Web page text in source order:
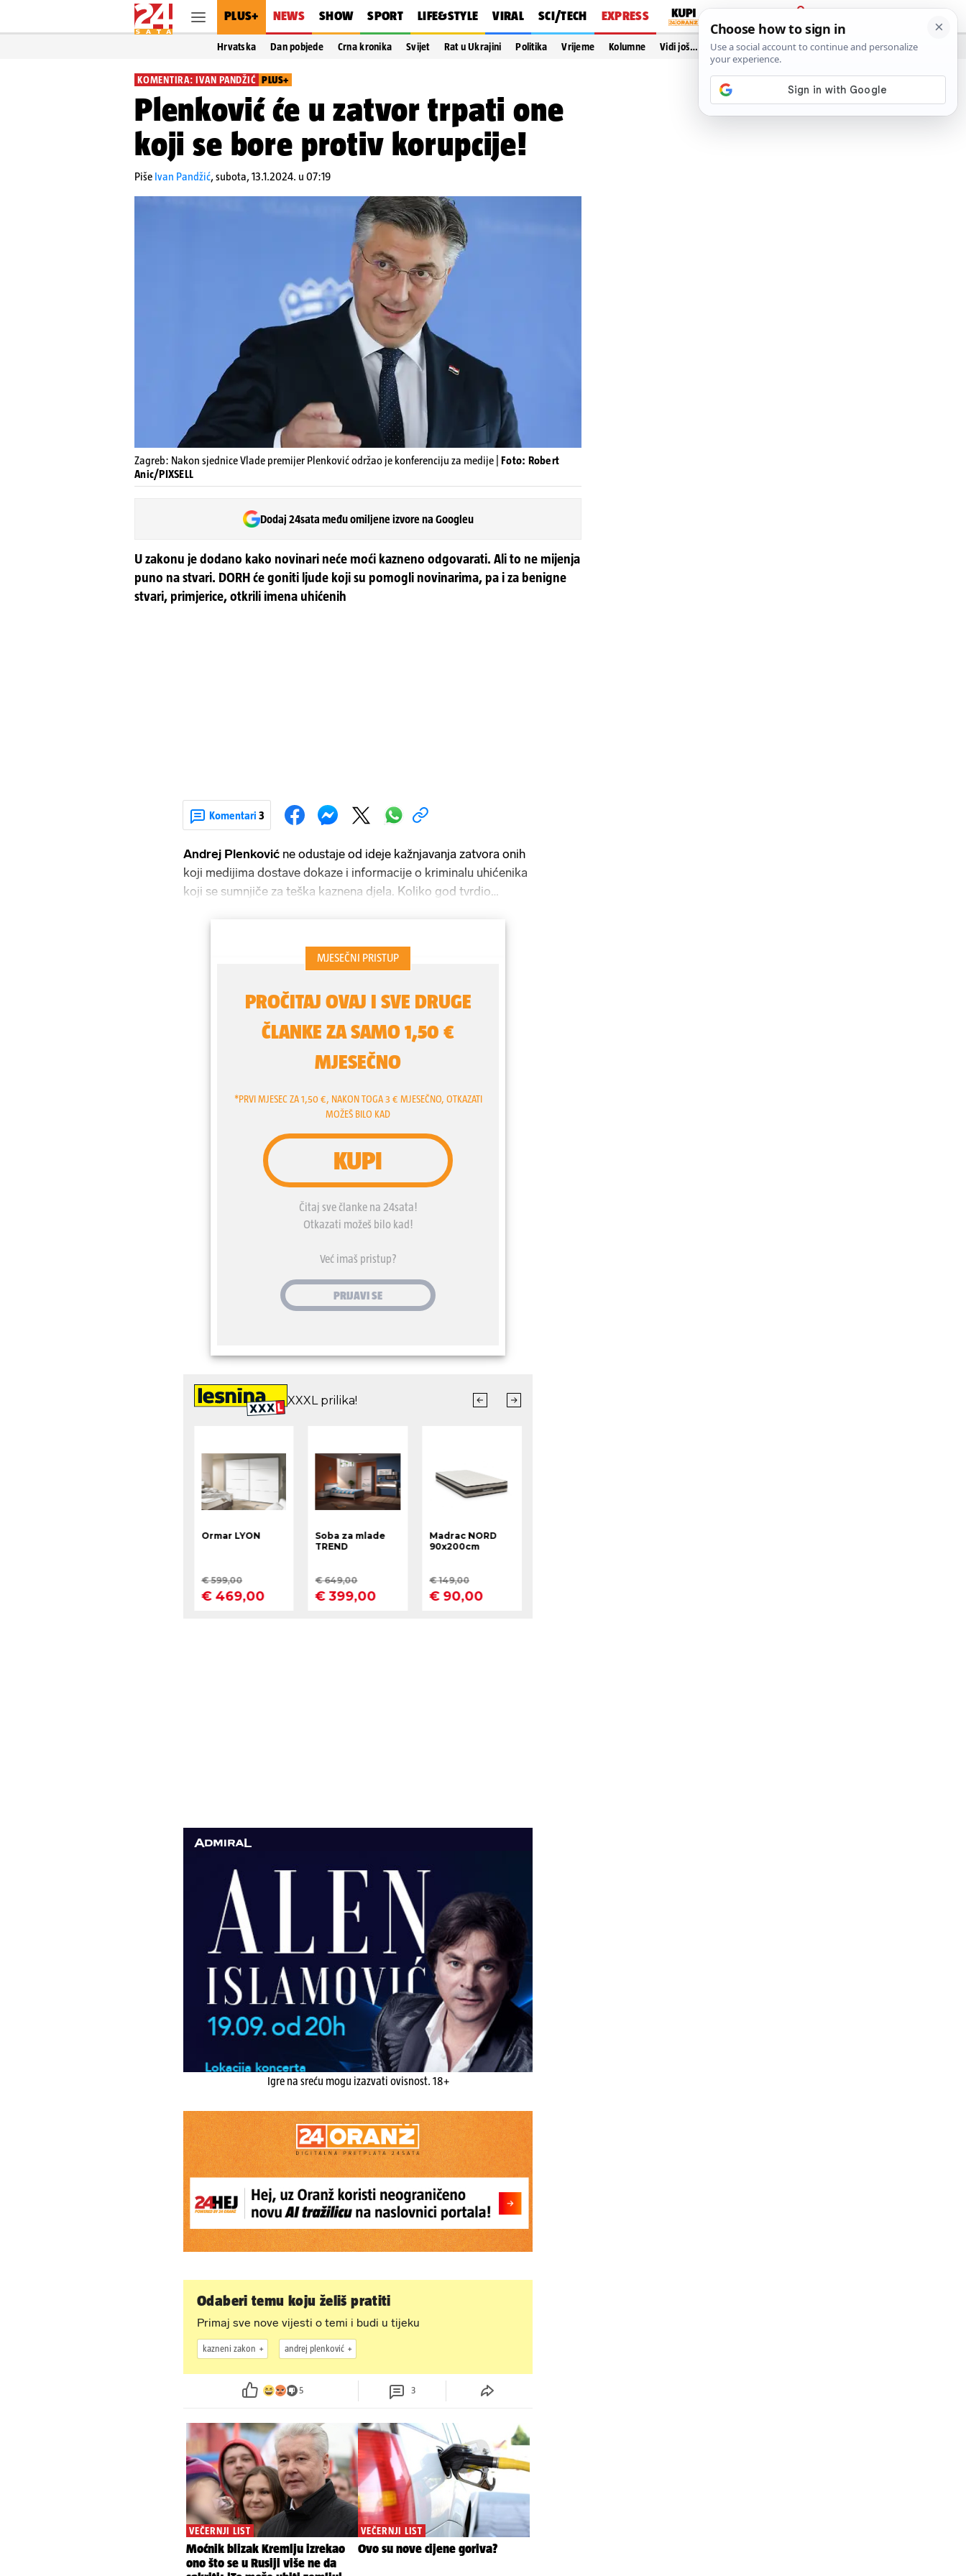
PLUS+ NEWS SHOW SPORT LIFE&STYLE VIRAL SCI/TECH EXPRESS
PRIJAVA
Hrvatska Dan pobjede Crna kronika Svijet Rat u Ukrajini Politika Vrijeme Kolumne Vidi još…
KOMENTIRA: IVAN PANDŽIĆ PLUS+
Plenković će u zatvor trpati one
koji se bore protiv korupcije!
Piše Ivan Pandžić,subota, 13.1.2024. u 07:19
Zagreb: Nakon sjednice Vlade premijer Plenković održao je konferenciju za medije | Foto: Robert
Anic/PIXSELL
Dodaj 24sata među omiljene izvore na Googleu
U zakonu je dodano kako novinari neće moći kazneno odgovarati. Ali to ne mijenja
puno na stvari. DORH će goniti ljude koji su pomogli novinarima, pa i za benigne
stvari, primjerice, otkrili imena uhićenih
Komentari 3
Andrej Plenković ne odustaje od ideje kažnjavanja zatvora onih
koji medijima dostave dokaze i informacije o kriminalu uhićenika
koji se sumnjiče za teška kaznena djela. Koliko god tvrdio
Igre na sreću mogu izazvati ovisnost. 18+
Odaberi temu koju želiš pratiti
Primaj sve nove vijesti o temi i budi u tijeku
kazneni zakon andrej plenković
5 3